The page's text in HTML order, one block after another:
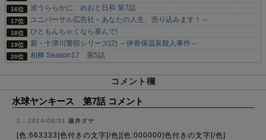
波うららかに、めおと日和 第7話
ユニバーサル広告社～あなたの人生、売り込みます！～
ひともんちゃくなら喜んで!
新・十津川警部シリーズ(2) ～伊香保温泉殺人事件～
相棒 Season17 第5話
コメント欄
水球ヤンキース 第7話 コメント
2014/08/31 藤井ダヤ
[色:663333]色付きの文字[/色][色:000000]色付きの文字[/色]